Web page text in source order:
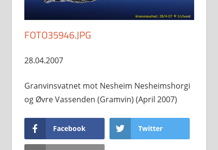
FOTO35946.JPG
28.04.2007
Granvinsvatnet mot Nesheim Nesheimshorgi
og Øvre Vassenden (Gramvin) (April 2007)
Facebook Twitter